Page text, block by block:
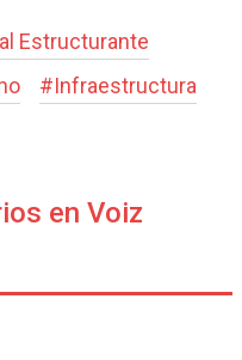
Estructurante
#Infraestructura
en Voiz